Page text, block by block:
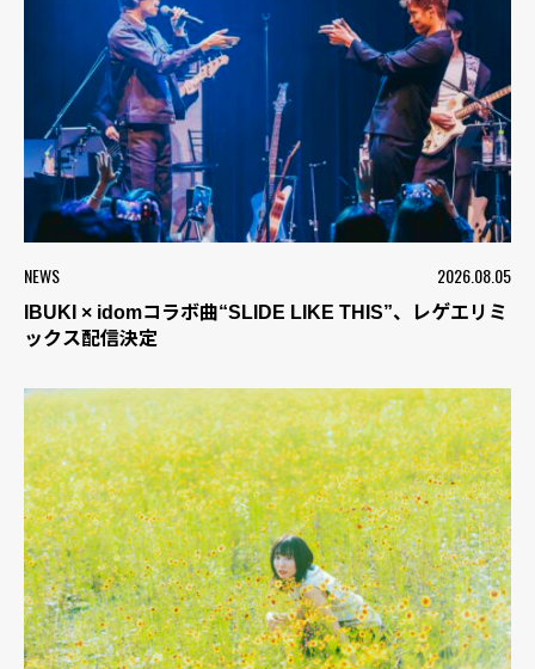
NEWS 2026.08.05
IBUKI × idomコラボ曲“SLIDE LIKE THIS”、レゲエリミ
ックス配信決定